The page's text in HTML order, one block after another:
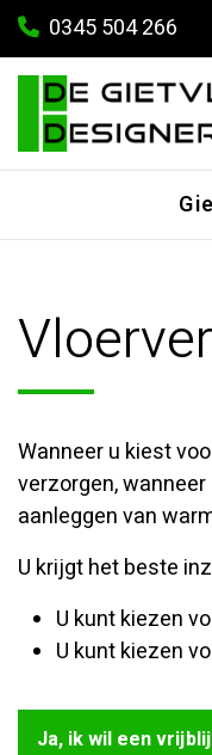
0345 504 266
Wanneer u kiest
verzorgen,
aanleggen van
U krijgt het beste
U kunt kiezen
U kunt kiezen
Ja, ik wil een